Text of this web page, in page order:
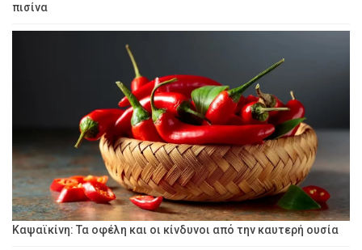
πισίνα
Καψαϊκίνη: Τα οφέλη και οι κίνδυνοι από την καυτερή ουσία